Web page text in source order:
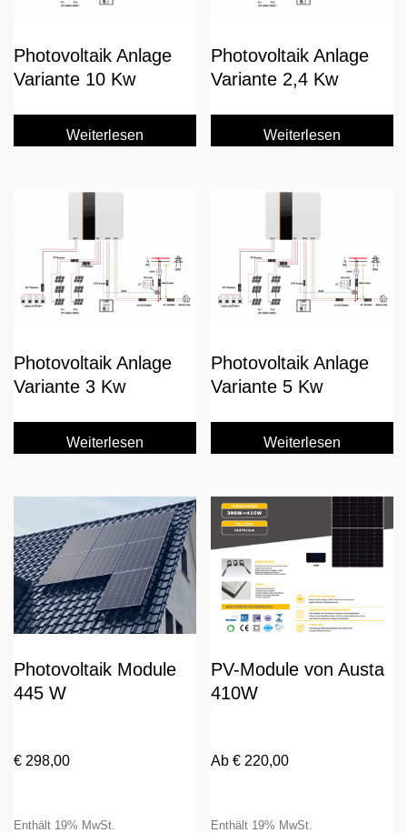
Photovoltaik Anlage
Variante 10 Kw
Weiterlesen
Photovoltaik Anlage
Variante 2,4 Kw
Weiterlesen
Photovoltaik Anlage
Variante 3 Kw
Weiterlesen
Photovoltaik Anlage
Variante 5 Kw
Weiterlesen
Photovoltaik Module
445 W
€ 298,00
Enthält 19% MwSt.
PV-Module von Austa
410W
Ab € 220,00
Enthält 19% MwSt.